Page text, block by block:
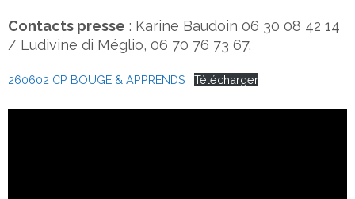
Contacts presse : Karine Baudoin 06 30 08 42 14
/ Ludivine di Méglio, 06 70 76 73 67.
260602 CP BOUGE & APPRENDS Télécharger